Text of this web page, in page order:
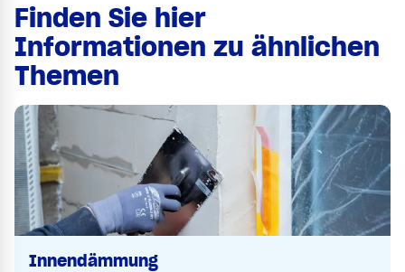
Finden Sie hier
Informationen zu ähnlichen
Themen
Innendämmung